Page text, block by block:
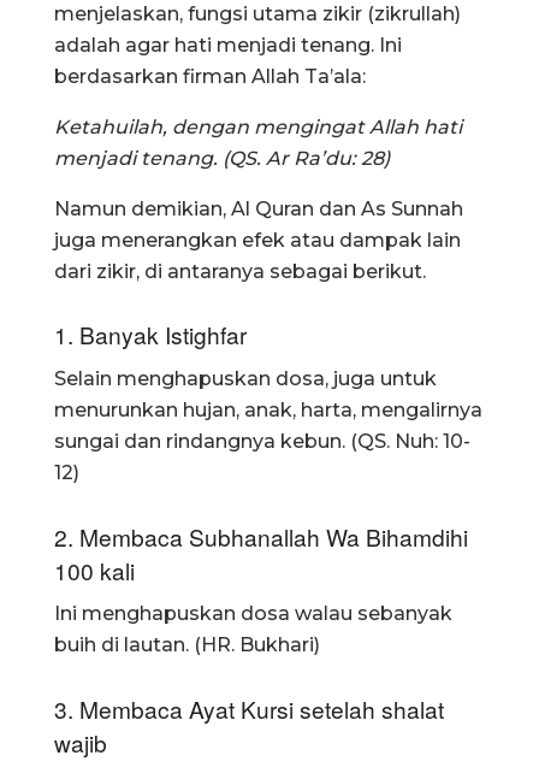
menjelaskan, fungsi utama zikir (zikrullah)
adalah agar hati menjadi tenang. Ini
berdasarkan firman Allah Ta’ala:
Ketahuilah, dengan mengingat Allah hati
menjadi tenang. (QS. Ar Ra’du: 28)
Namun demikian, Al Quran dan As Sunnah
juga menerangkan efek atau dampak lain
dari zikir, di antaranya sebagai berikut.
1. Banyak Istighfar
Selain menghapuskan dosa, juga untuk
menurunkan hujan, anak, harta, mengalirnya
sungai dan rindangnya kebun. (QS. Nuh: 10-
12)
2. Membaca Subhanallah Wa Bihamdihi
100 kali
Ini menghapuskan dosa walau sebanyak
buih di lautan. (HR. Bukhari)
3. Membaca Ayat Kursi setelah shalat
wajib